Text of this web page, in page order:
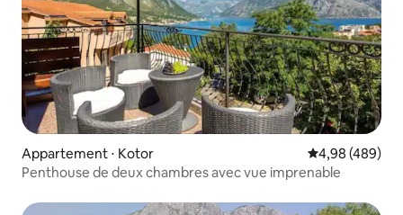
Appartement ⋅ Kotor Évaluation
4,98 (489)
Penthouse de deux chambres avec vue imprenable